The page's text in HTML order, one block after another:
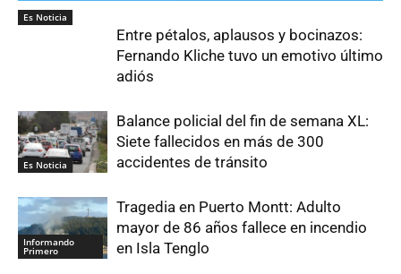
Es Noticia
Entre pétalos, aplausos y bocinazos:
Fernando Kliche tuvo un emotivo último
adiós
Es Noticia
Balance policial del fin de semana XL:
Siete fallecidos en más de 300
accidentes de tránsito
Informando
Primero
Tragedia en Puerto Montt: Adulto
mayor de 86 años fallece en incendio
en Isla Tenglo